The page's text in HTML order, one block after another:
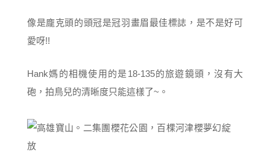
像是龐克頭的頭冠是冠羽畫眉最佳標誌，是不是好可
愛呀!!
Hank媽的相機使用的是18-135的旅遊鏡頭，沒有大
砲，拍鳥兒的清晰度只能這樣了~。